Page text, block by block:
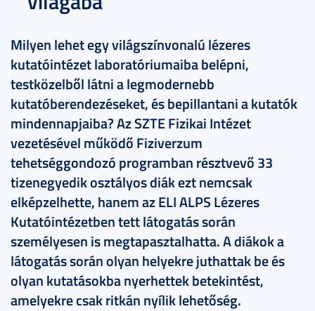
Milyen lehet egy világszínvonalú lézeres
kutatóintézet laboratóriumaiba belépni,
testközelből látni a legmodernebb
kutatóberendezéseket, és bepillantani a kutatók
mindennapjaiba? Az SZTE Fizikai Intézet
vezetésével működő Fiziverzum
tehetséggondozó programban résztvevő 33
tizenegyedik osztályos diák ezt nemcsak
elképzelhette, hanem az ELI ALPS Lézeres
Kutatóintézetben tett látogatás során
személyesen is megtapasztalhatta. A diákok a
látogatás során olyan helyekre juthattak be és
olyan kutatásokba nyerhettek betekintést,
amelyekre csak ritkán nyílik lehetőség.